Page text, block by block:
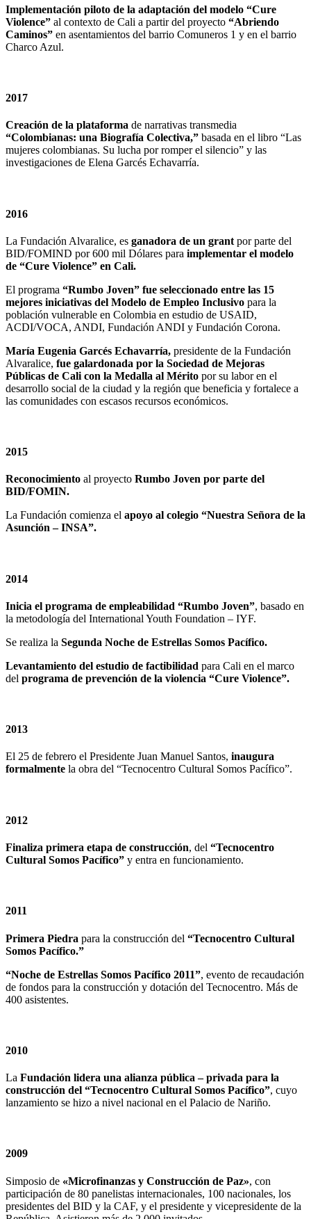
Implementación piloto de la adaptación del modelo “Cure
Violence” al contexto de Cali a partir del proyecto “Abriendo
Caminos” en asentamientos del barrio Comuneros 1 y en el barrio
Charco Azul.
2017
Creación de la plataforma de narrativas transmedia
“Colombianas: una Biografía Colectiva,” basada en el libro “Las
mujeres colombianas. Su lucha por romper el silencio” y las
investigaciones de Elena Garcés Echavarría.
2016
La Fundación Alvaralice, es ganadora de un grant por parte del
BID/FOMIND por 600 mil Dólares para implementar el modelo
de “Cure Violence” en Cali.
El programa “Rumbo Joven” fue seleccionado entre las 15
mejores iniciativas del Modelo de Empleo Inclusivo para la
población vulnerable en Colombia en estudio de USAID,
ACDI/VOCA, ANDI, Fundación ANDI y Fundación Corona.
María Eugenia Garcés Echavarría, presidente de la Fundación
Alvaralice, fue galardonada por la Sociedad de Mejoras
Públicas de Cali con la Medalla al Mérito por su labor en el
desarrollo social de la ciudad y la región que beneficia y fortalece a
las comunidades con escasos recursos económicos.
2015
Reconocimiento al proyecto Rumbo Joven por parte del
BID/FOMIN.
La Fundación comienza el apoyo al colegio “Nuestra Señora de la
Asunción – INSA”.
2014
Inicia el programa de empleabilidad “Rumbo Joven”, basado en
la metodología del International Youth Foundation – IYF.
Se realiza la Segunda Noche de Estrellas Somos Pacífico.
Levantamiento del estudio de factibilidad para Cali en el marco
del programa de prevención de la violencia “Cure Violence”.
2013
El 25 de febrero el Presidente Juan Manuel Santos, inaugura
formalmente la obra del “Tecnocentro Cultural Somos Pacífico”.
2012
Finaliza primera etapa de construcción, del “Tecnocentro
Cultural Somos Pacífico” y entra en funcionamiento.
2011
Primera Piedra para la construcción del “Tecnocentro Cultural
Somos Pacífico.”
“Noche de Estrellas Somos Pacífico 2011”, evento de recaudación
de fondos para la construcción y dotación del Tecnocentro. Más de
400 asistentes.
2010
La Fundación lidera una alianza pública – privada para la
construcción del “Tecnocentro Cultural Somos Pacífico”, cuyo
lanzamiento se hizo a nivel nacional en el Palacio de Nariño.
2009
Simposio de «Microfinanzas y Construcción de Paz», con
participación de 80 panelistas internacionales, 100 nacionales, los
presidentes del BID y la CAF, y el presidente y vicepresidente de la